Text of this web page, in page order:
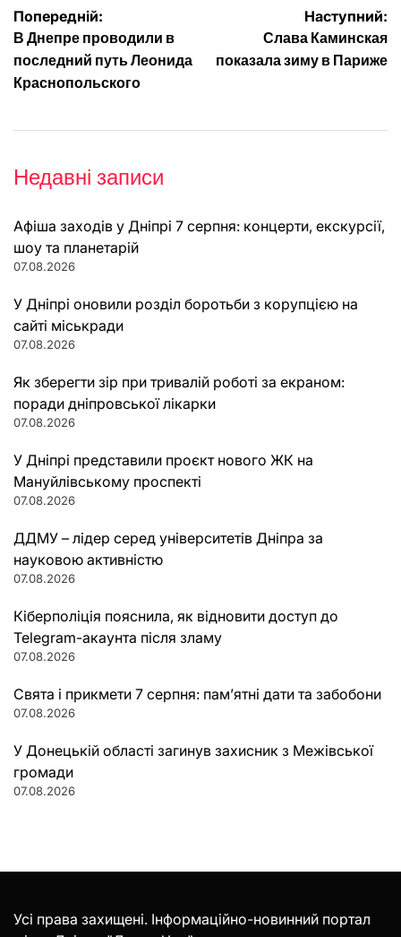
Навігація
записів
Попередній:
В Днепре проводили в
последний путь Леонида
Краснопольского
Наступний:
Слава Каминская
показала зиму в Париже
Недавні записи
Афіша заходів у Дніпрі 7 серпня: концерти, екскурсії,
шоу та планетарій
07.08.2026
У Дніпрі оновили розділ боротьби з корупцією на
сайті міськради
07.08.2026
Як зберегти зір при тривалій роботі за екраном:
поради дніпровської лікарки
07.08.2026
У Дніпрі представили проєкт нового ЖК на
Мануйлівському проспекті
07.08.2026
ДДМУ – лідер серед університетів Дніпра за
науковою активністю
07.08.2026
Кіберполіція пояснила, як відновити доступ до
Telegram-акаунта після зламу
07.08.2026
Свята і прикмети 7 серпня: пам’ятні дати та забобони
07.08.2026
У Донецькій області загинув захисник з Межівської
громади
07.08.2026
Усі права захищені. Інформаційно-новинний портал